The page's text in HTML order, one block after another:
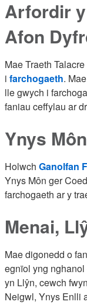
Arfordir
Afon
Mae Traeth
i farchogaeth.
lle gwych i
faniau ceffylau ar
Ynys Môn
Holwch Ganolfan
Ynys Môn ger
farchogaeth ar y
Menai,
Mae digonedd o
egnïol yng
yn Llŷn, cewch
Neigwl, Ynys Enlli